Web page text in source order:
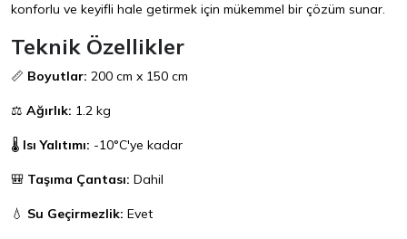
konforlu ve keyifli hale getirmek için mükemmel bir çözüm sunar.
Teknik Özellikler
📏 Boyutlar: 200 cm x 150 cm
⚖️ Ağırlık: 1.2 kg
🌡️ Isı Yalıtımı: -10°C'ye kadar
🎒 Taşıma Çantası: Dahil
💧 Su Geçirmezlik: Evet